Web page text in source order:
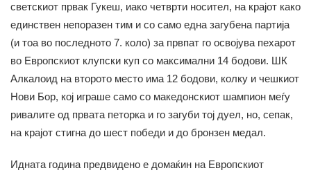
светскиот првак Гукеш, иако четврти носител, на крајот како
единствен непоразен тим и со само една загубена партија
(и тоа во последното 7. коло) за првпат го освојува пехарот
во Европскиот клупски куп со максимални 14 бодови. ШК
Алкалоид на второто место има 12 бодови, колку и чешкиот
Нови Бор, кој играше само со македонскиот шампион меѓу
ривалите од првата петорка и го загуби тој дуел, но, сепак,
на крајот стигна до шест победи и до бронзен медал.
Идната година предвидено е домаќин на Европскиот